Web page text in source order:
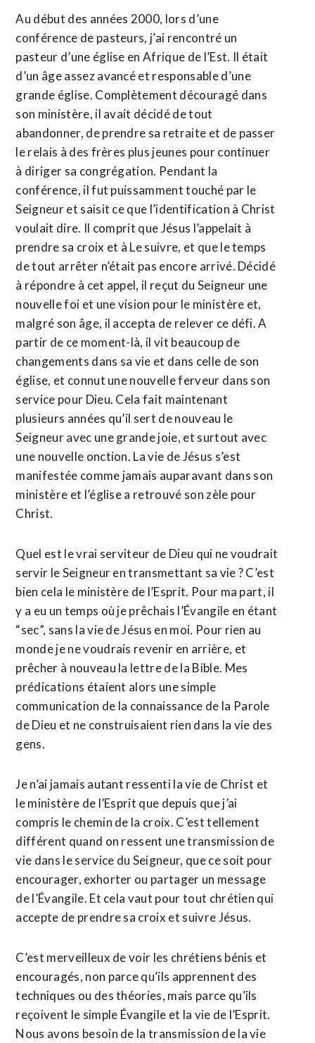
Au début des années 2000, lors d’une
conférence de pasteurs, j’ai rencontré un
pasteur d’une église en Afrique de l’Est. Il était
d’un âge assez avancé et responsable d’une
grande église. Complètement découragé dans
son ministère, il avait décidé de tout
abandonner, de prendre sa retraite et de passer
le relais à des frères plus jeunes pour continuer
à diriger sa congrégation. Pendant la
conférence, il fut puissamment touché par le
Seigneur et saisit ce que l’identification à Christ
voulait dire. Il comprit que Jésus l’appelait à
prendre sa croix et à Le suivre, et que le temps
de tout arrêter n’était pas encore arrivé. Décidé
à répondre à cet appel, il reçut du Seigneur une
nouvelle foi et une vision pour le ministère et,
malgré son âge, il accepta de relever ce défi. A
partir de ce moment-là, il vit beaucoup de
changements dans sa vie et dans celle de son
église, et connut une nouvelle ferveur dans son
service pour Dieu. Cela fait maintenant
plusieurs années qu’il sert de nouveau le
Seigneur avec une grande joie, et surtout avec
une nouvelle onction. La vie de Jésus s’est
manifestée comme jamais auparavant dans son
ministère et l’église a retrouvé son zèle pour
Christ.
Quel est le vrai serviteur de Dieu qui ne voudrait
servir le Seigneur en transmettant sa vie ? C’est
bien cela le ministère de l’Esprit. Pour ma part, il
y a eu un temps où je prêchais l’Évangile en étant
“sec”, sans la vie de Jésus en moi. Pour rien au
monde je ne voudrais revenir en arrière, et
prêcher à nouveau la lettre de la Bible. Mes
prédications étaient alors une simple
communication de la connaissance de la Parole
de Dieu et ne construisaient rien dans la vie des
gens.
Je n’ai jamais autant ressenti la vie de Christ et
le ministère de l’Esprit que depuis que j’ai
compris le chemin de la croix. C’est tellement
différent quand on ressent une transmission de
vie dans le service du Seigneur, que ce soit pour
encourager, exhorter ou partager un message
de l’Évangile. Et cela vaut pour tout chrétien qui
accepte de prendre sa croix et suivre Jésus.
C’est merveilleux de voir les chrétiens bénis et
encouragés, non parce qu’ils apprennent des
techniques ou des théories, mais parce qu’ils
reçoivent le simple Évangile et la vie de l’Esprit.
Nous avons besoin de la transmission de la vie